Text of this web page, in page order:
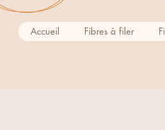
Accueil Fibres à filer